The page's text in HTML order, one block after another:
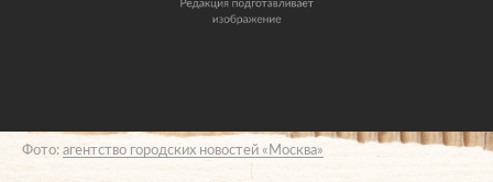
Фото: агентство городских новостей «Москва»